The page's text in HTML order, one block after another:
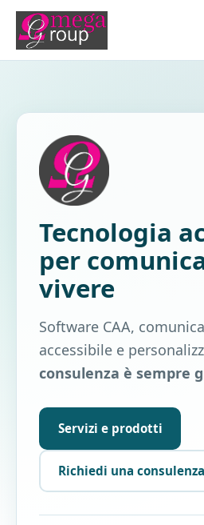
Tecnologia
per
vivere
Software CAA,
accessibile e
consulenza è sempre
Servizi e prodotti
Richiedi una consulenza